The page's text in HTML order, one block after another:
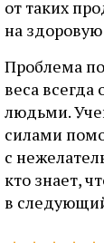
от таких
на
Проблема
веса всегда
людьми.
силами
с
кто знает,
в